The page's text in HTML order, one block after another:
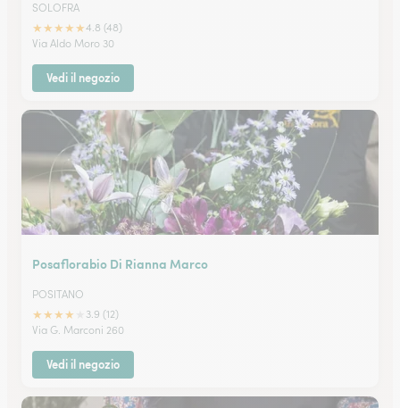
SOLOFRA
★★★★★4.8 (48)
Via Aldo Moro 30
Vedi il negozio
Posaflorabio Di Rianna Marco
POSITANO
★★★★
3.9 (12)
Via G. Marconi 260
Vedi il negozio